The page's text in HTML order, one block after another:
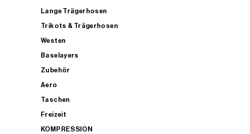
Lange Trägerhosen
Trikots & Trägerhosen
Westen
Baselayers
Zubehör
Aero
Taschen
Freizeit
KOMPRESSION